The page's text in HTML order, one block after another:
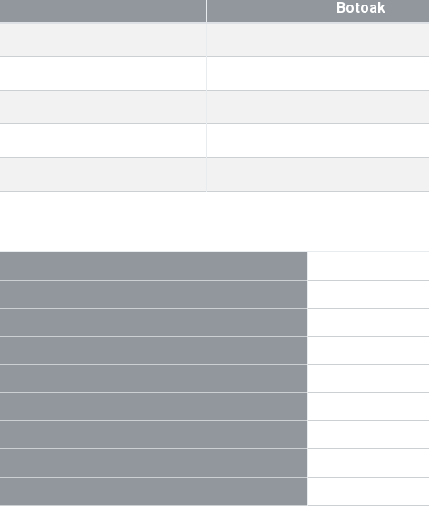
Botoak